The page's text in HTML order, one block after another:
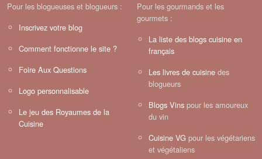
Pour les blogueuses et blogueurs :
Inscrivez votre blog
Comment fonctionne le site ?
Foire Aux Questions
Logo personnalisable
Le jeu des Royaumes de la
Cuisine
Pour les gourmands et les
gourmets :
La liste des blogs cuisine en
français
Les livres de cuisine des
blogueurs
Blogs Vins pour les amoureux
du vin
Cuisine VG pour les végétariens
et végétaliens